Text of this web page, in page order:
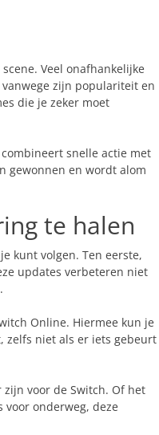
Veel onafhankelijke
zijn populariteit en
die je zeker moet
snelle actie met
gewonnen en wordt alom
te halen
kunt volgen. Ten eerste,
updates verbeteren niet
Online. Hiermee kun je
zelfs niet als er iets gebeurt
voor de Switch. Of het
onderweg, deze